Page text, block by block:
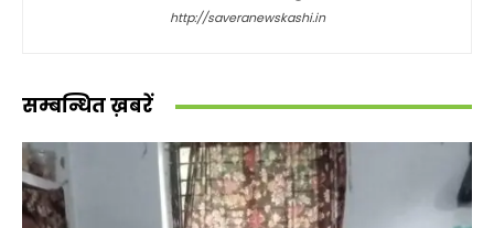
http://saveranewskashi.in
सम्बन्धित ख़बरें